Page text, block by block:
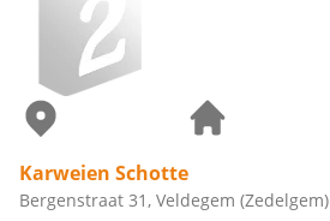
Karweien Schotte
Bergenstraat 31, Veldegem (Zedelgem)